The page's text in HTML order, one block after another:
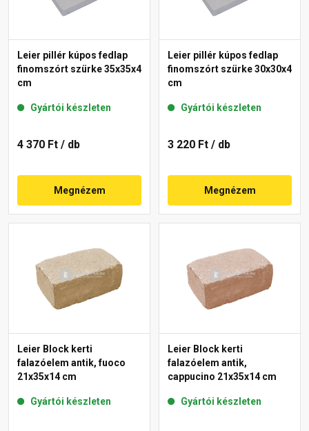
Leier pillér kúpos fedlap
finomszórt szürke 35x35x4
cm
Gyártói készleten
4 370 Ft / db
Megnézem
Leier pillér kúpos fedlap
finomszórt szürke 30x30x4
cm
Gyártói készleten
3 220 Ft / db
Megnézem
Leier Block kerti
falazóelem antik, fuoco
21x35x14 cm
Gyártói készleten
Leier Block kerti
falazóelem antik,
cappucino 21x35x14 cm
Gyártói készleten